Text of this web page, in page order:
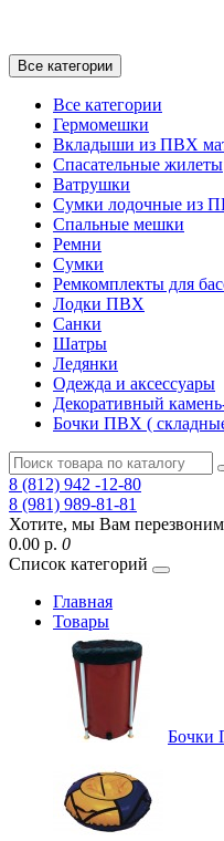
Все категории
Все категории
Гермомешки
Вкладыши из ПВХ
Спасательные жилеты
Ватрушки
Сумки лодочные из
Спальные мешки
Ремни
Сумки
Ремкомплекты для
Лодки ПВХ
Санки
Шатры
Ледянки
Одежда и аксессуары
Декоративный
Бочки ПВХ (
8 (812) 942 -12-80
8 (981) 989-81-81
Хотите, мы Вам
0.00 р. 0
Список категорий
Главная
Товары
Бочки